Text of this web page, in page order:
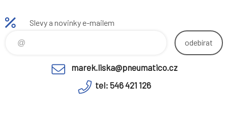
Slevy a novinky e-mailem
odebírat
marek.liska@pneumatico.cz
tel: 546 421 126